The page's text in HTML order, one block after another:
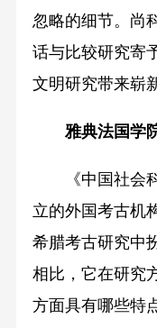
忽略的细节。尚
话与比较研究寄
文明研究带来崭
雅典法国学
《中国社
立的外国考古机
希腊考古研究中
相比，它在研究
方面具有哪些特